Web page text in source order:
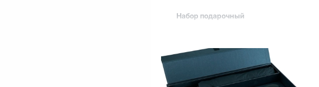
Набор подарочный